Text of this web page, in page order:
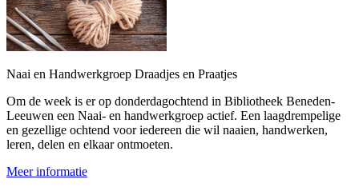
Naai en Handwerkgroep Draadjes en Praatjes
Om de week is er op donderdagochtend in Bibliotheek Beneden-
Leeuwen een Naai- en handwerkgroep actief. Een laagdrempelige
en gezellige ochtend voor iedereen die wil naaien, handwerken,
leren, delen en elkaar ontmoeten.
Meer informatie